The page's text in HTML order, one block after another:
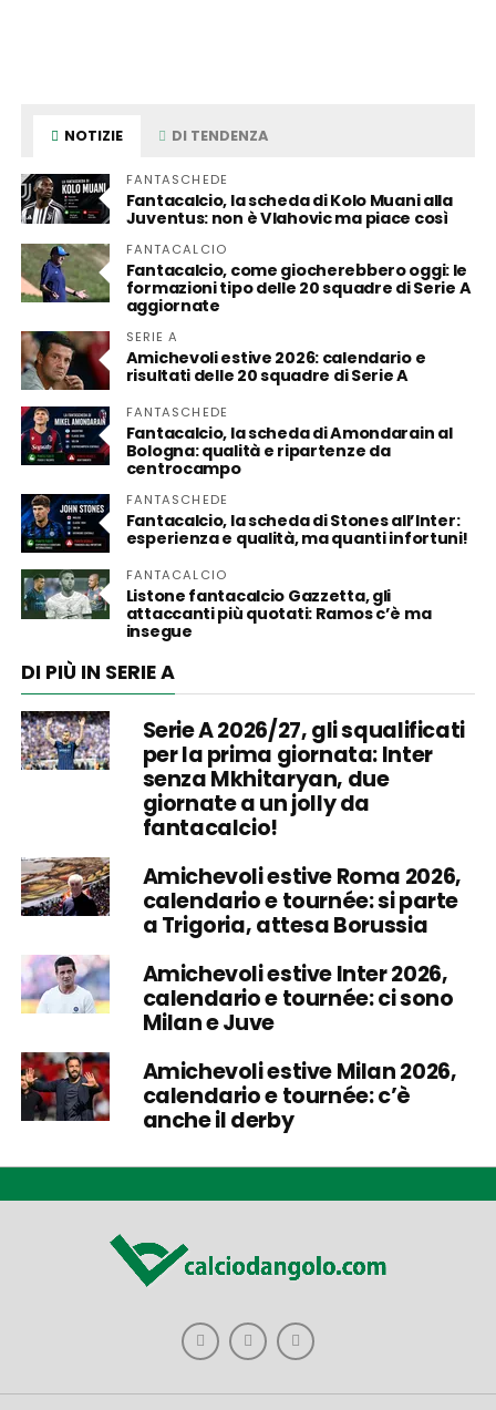
NOTIZIE DI TENDENZA
FANTASCHEDE
Fantacalcio, la scheda di Kolo Muani alla
Juventus: non è Vlahovic ma piace così
FANTACALCIO
Fantacalcio, come giocherebbero oggi: le
formazioni tipo delle 20 squadre di Serie A
aggiornate
SERIE A
Amichevoli estive 2026: calendario e
risultati delle 20 squadre di Serie A
FANTASCHEDE
Fantacalcio, la scheda di Amondarain al
Bologna: qualità e ripartenze da
centrocampo
FANTASCHEDE
Fantacalcio, la scheda di Stones all’Inter:
esperienza e qualità, ma quanti infortuni!
FANTACALCIO
Listone fantacalcio Gazzetta, gli
attaccanti più quotati: Ramos c’è ma
insegue
DI PIÙ IN SERIE A
Serie A 2026/27, gli squalificati
per la prima giornata: Inter
senza Mkhitaryan, due
giornate a un jolly da
fantacalcio!
Amichevoli estive Roma 2026,
calendario e tournée: si parte
a Trigoria, attesa Borussia
Amichevoli estive Inter 2026,
calendario e tournée: ci sono
Milan e Juve
Amichevoli estive Milan 2026,
calendario e tournée: c’è
anche il derby